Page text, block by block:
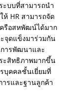
บบที่สามารถนำ
ห้ HR สามารถจัด
รือสหพัฒน์ได้มาก
จุดแข็งมาร่วมกัน
การพัฒนาและ
ะสิทธิภาพมากขึ้น
บุคคลชั้นเยี่ยมที่
ารและฐานลูกค้า